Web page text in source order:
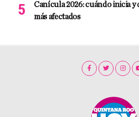
Canícula 2026: cuándo inicia y
más afectados